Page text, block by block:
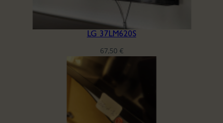
LG 37LM620S
67,50 €